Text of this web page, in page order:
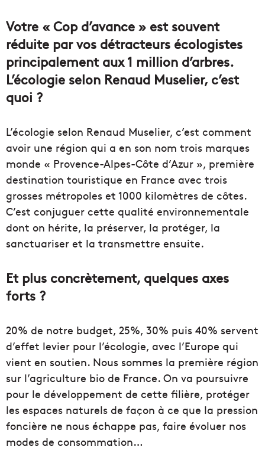
Votre « Cop d’avance » est souvent
réduite par vos détracteurs écologistes
principalement aux 1 million d’arbres.
L’écologie selon Renaud Muselier, c’est
quoi ?
L’écologie selon Renaud Muselier, c’est comment
avoir une région qui a en son nom trois marques
monde « Provence-Alpes-Côte d’Azur », première
destination touristique en France avec trois
grosses métropoles et 1000 kilomètres de côtes.
C’est conjuguer cette qualité environnementale
dont on hérite, la préserver, la protéger, la
sanctuariser et la transmettre ensuite.
Et plus concrètement, quelques axes
forts ?
20% de notre budget, 25%, 30% puis 40% servent
d’effet levier pour l’écologie, avec l’Europe qui
vient en soutien. Nous sommes la première région
sur l’agriculture bio de France. On va poursuivre
pour le développement de cette filière, protéger
les espaces naturels de façon à ce que la pression
foncière ne nous échappe pas, faire évoluer nos
modes de consommation…